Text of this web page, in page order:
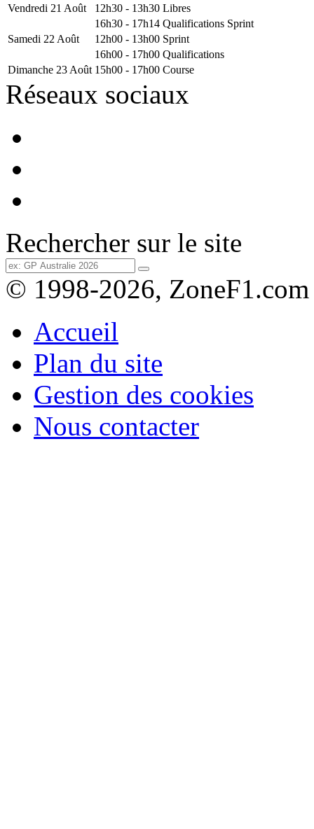
Vendredi 21 Août 12h30 - 13h30 Libres
16h30 - 17h14 Qualifications Sprint
Samedi 22 Août
12h00 - 13h00 Sprint
16h00 - 17h00 Qualifications
Dimanche 23 Août 15h00 - 17h00 Course
Réseaux sociaux
Rechercher sur le site
© 1998-2026, ZoneF1.com
Accueil
Plan du site
Gestion des cookies
Nous contacter